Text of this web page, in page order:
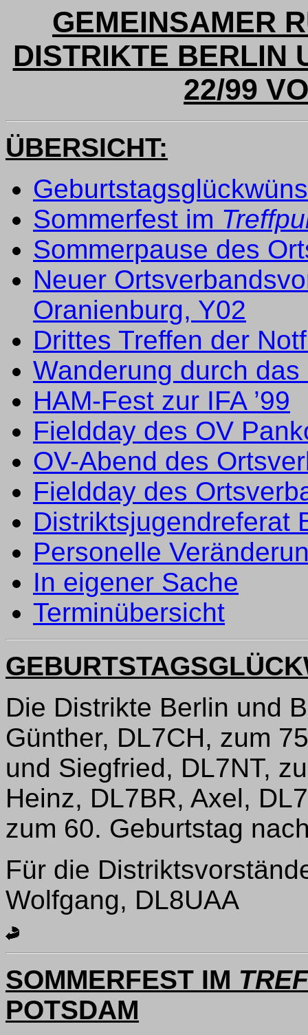
GEMEINSAMER
DISTRIKTE BERLIN
22/99
ÜBERSICHT:
Sommerfest im
Sommerpause des
Neuer
Oranienburg, Y02
Drittes Treffen der
Wanderung durch
HAM-Fest zur IFA ’99
Fieldday des OV
OV-Abend des
Fieldday des
Distriktsjugendreferat
Personelle
In eigener Sache
Terminübersicht
Die Distrikte Berlin und
Günther, DL7CH, zum
und Siegfried, DL7NT,
Heinz, DL7BR, Axel,
zum 60. Geburtstag
Für die
Wolfgang, DL8UAA
SOMMERFEST IM
POTSDAM